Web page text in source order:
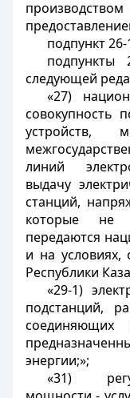
подпункт
следующей
«27)
совокупность
устройств,
линий
выдачу
станций,
которые не
передаются
и на условиях,
Республики
«29-1)
подстанций,
соединяющих
энергии;»;
«31)